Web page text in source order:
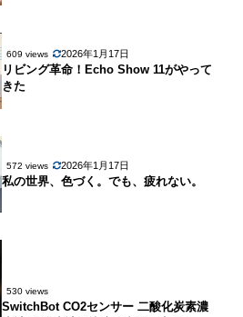
609 views 2026年1月17日
リビング革命！Echo Show 11がやって
きた
572 views 2026年1月17日
私の世界、色づく。でも、疲れない。
530 views
SwitchBot CO2センサー 二酸化炭素濃